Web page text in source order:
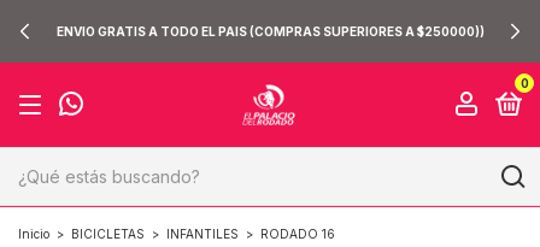
GRATIS A TODO EL PAIS (COMPRAS SUPERIORES A $250000))
0
Inicio > BICICLETAS > INFANTILES > RODADO 16